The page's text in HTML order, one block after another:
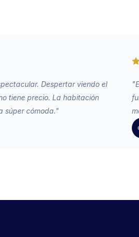
Despertar viendo el
tiene precio. La habitación
súper cómoda."